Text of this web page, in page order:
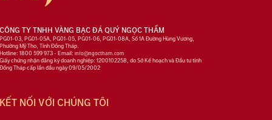
CÔNG TY TNHH VÀNG BẠC ĐÁ QUÝ NGỌC THẨM
PG01-03, PG01-05A, PG01-05, PG01-06, PG01-08A, Số 1A Đường Hùng Vương,
Phường Mỹ Tho, Tỉnh Đồng Tháp.
Hotline: 1800 599 973 - Email:info@ngoctham.com
Giấy chứng nhận đăng ký doanh nghiệp: 1200102258, do Sở Kế hoạch và Đầu tư tỉnh
Đồng Tháp cấp lần đầu ngày 09/05/2002
KẾT NỐI VỚI CHÚNG TÔI